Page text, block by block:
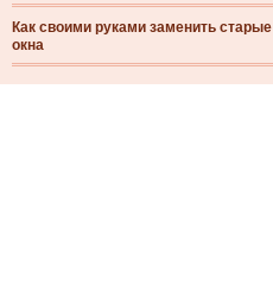
Как своими руками заменить старые
окна